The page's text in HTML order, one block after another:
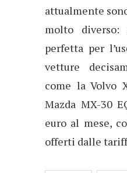
attualmente
molto diverso:
perfetta per
vetture
come la Volvo
Mazda MX-30
euro al mese,
offerti dalle